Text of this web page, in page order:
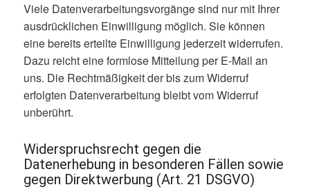
Viele Datenverarbeitungsvorgänge sind nur mit Ihrer
ausdrücklichen Einwilligung möglich. Sie können
eine bereits erteilte Einwilligung jederzeit widerrufen.
Dazu reicht eine formlose Mitteilung per E-Mail an
uns. Die Rechtmäßigkeit der bis zum Widerruf
erfolgten Datenverarbeitung bleibt vom Widerruf
unberührt.
Widerspruchsrecht gegen die
Datenerhebung in besonderen Fällen sowie
gegen Direktwerbung (Art. 21 DSGVO)